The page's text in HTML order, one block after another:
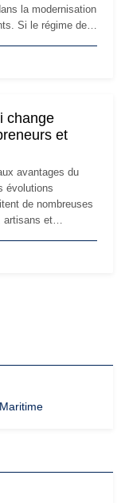
la modernisation
Si le régime de
environnement
change
et
avantages du
évolutions
de nombreuses
artisans et
: les règles